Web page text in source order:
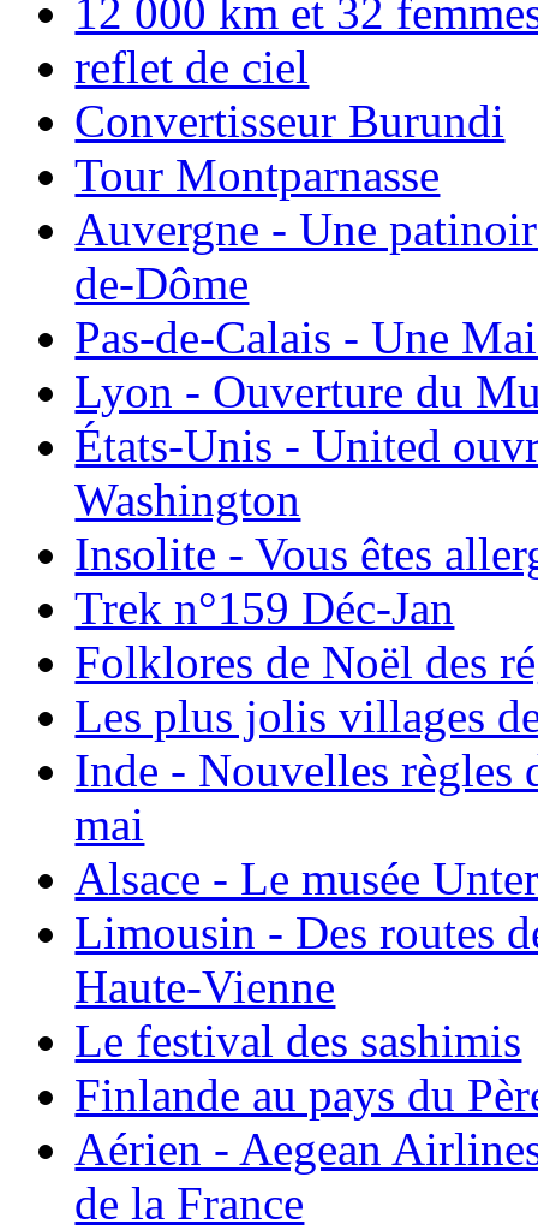
12 000 km et 32
reflet de ciel
Convertisseur Burundi
Tour Montparnasse
Auvergne - Une
de-Dôme
Pas-de-Calais - Une
Lyon - Ouverture du
États-Unis - United
Washington
Insolite - Vous êtes
Trek n°159 Déc-Jan
Folklores de Noël des
Les plus jolis villages
Inde - Nouvelles règles
mai
Alsace - Le musée
Limousin - Des routes
Haute-Vienne
Le festival des sashimis
Finlande au pays du
Aérien - Aegean
de la France